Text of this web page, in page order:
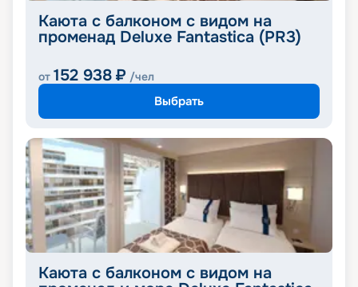
Каюта с балконом с видом на
променад Deluxe Fantastica (PR3)
от 152 938 ₽ /чел
Выбрать
Каюта с балконом с видом на